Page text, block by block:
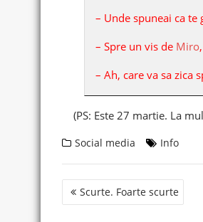
– Unde spuneai ca te
– Spre un vis de Miro
– Ah, care va sa zica
(PS: Este 27 martie. La
Social media Info
Post
navigation
Scurte. Foarte scurte